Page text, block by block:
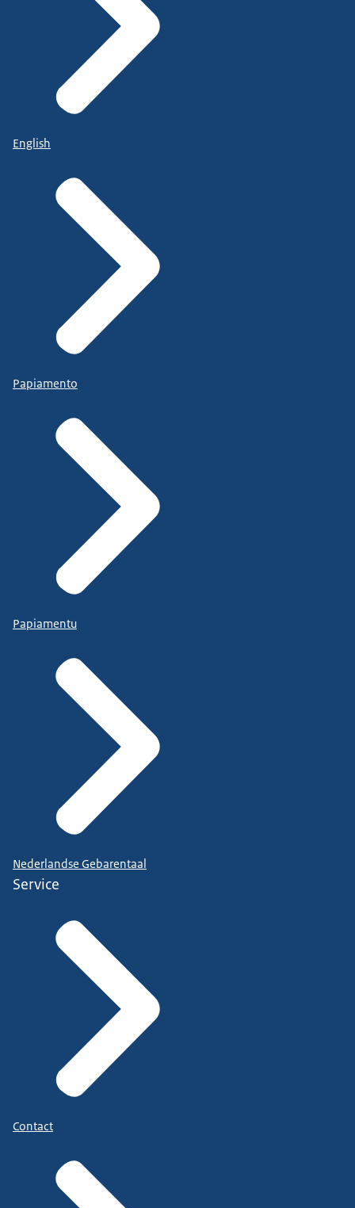
English
Papiamento
Papiamentu
Nederlandse Gebarentaal
Service
Contact